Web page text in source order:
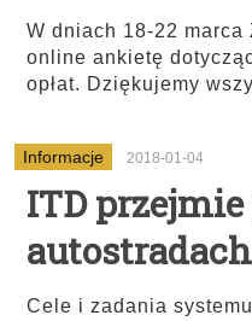
W dniach 18-22 marca
online ankietę
opłat. Dziękujemy
Informacje 2018-01-04
ITD przejmie
autostradach
Cele i zadania